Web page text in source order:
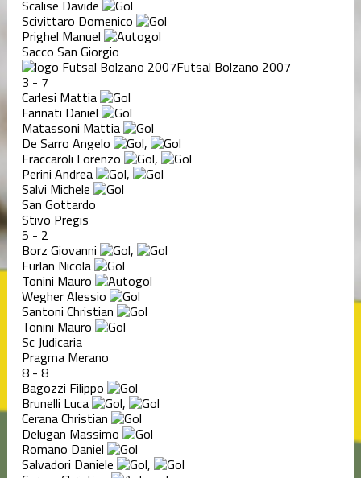
Scalise Davide
Scivittaro Domenico
Prighel Manuel
Sacco San Giorgio
Futsal Bolzano 2007
3 - 7
Carlesi Mattia
Farinati Daniel
Matassoni Mattia
De Sarro Angelo ,
Fraccaroli Lorenzo ,
Perini Andrea ,
Salvi Michele
San Gottardo
Stivo Pregis
5 - 2
Borz Giovanni ,
Furlan Nicola
Tonini Mauro
Wegher Alessio
Santoni Christian
Tonini Mauro
Sc Judicaria
Pragma Merano
8- 8
Bagozzi Filippo
Brunelli Luca ,
Cerana Christian
Delugan Massimo
Romano Daniel
Salvadori Daniele ,